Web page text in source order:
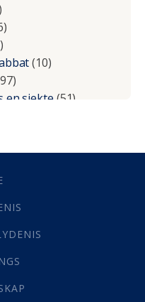
(10)
en siekte(51)
(10)
(1)